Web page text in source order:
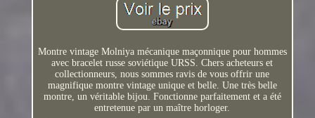
Montre vintage Molniya mécanique maçonnique pour hommes
avec bracelet russe soviétique URSS. Chers acheteurs et
collectionneurs, nous sommes ravis de vous offrir une
magnifique montre vintage unique et belle. Une très belle
montre, un véritable bijou. Fonctionne parfaitement et a été
entretenue par un maître horloger.